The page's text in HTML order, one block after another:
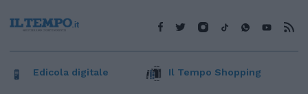
Edicola digitale Il Tempo Shopping